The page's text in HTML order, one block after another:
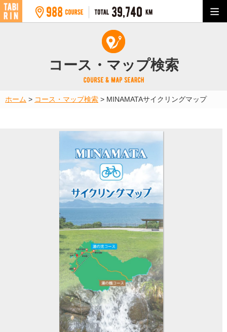
コース・マップ検索
ホーム > コース・マップ検索 > MINAMATAサイクリングマップ